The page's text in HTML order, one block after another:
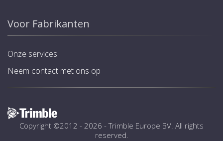
Voor Fabrikanten
Onze services
Neem contact met ons op
Copyright ©2012 - 2026 -Trimble Europe BV . All rights
reserved.